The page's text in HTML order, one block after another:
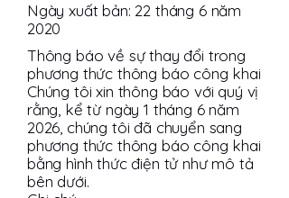
Ngày xuất bản: 22 tháng 6 năm
2020
Thông báo về sự thay đổi trong
phương thức thông báo công khai
Chúng tôi xin thông báo với quý vị
rằng, kể từ ngày 1 tháng 6 năm
2026, chúng tôi đã chuyển sang
phương thức thông báo công khai
bằng hình thức điện tử như mô tả
bên dưới.